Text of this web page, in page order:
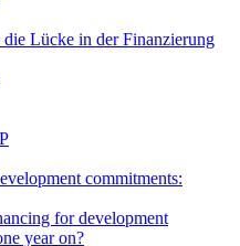
Lücke in der Finanzierung
commitments: